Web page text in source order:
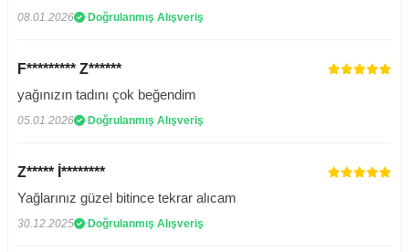
08.01.2026 Doğrulanmış Alışveriş
F********* Z******
yağınızın tadını çok beğendim
05.01.2026 Doğrulanmış Alışveriş
Z***** İ********
Yağlarınız güzel bitince tekrar alıcam
30.12.2025 Doğrulanmış Alışveriş